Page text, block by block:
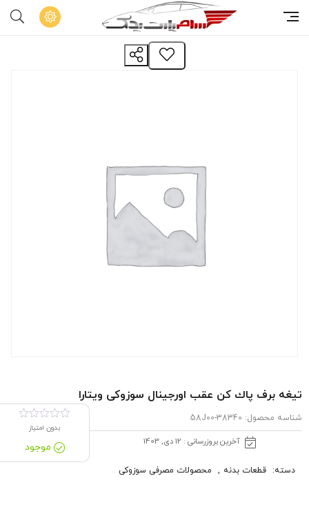
تیغه برف پاك كن عقب اورجینال سوزوکی ویتارا
شناسه محصول: 38340-58J00
آخرین بروزرسانی : 12 دی, 1403
بدون امتیاز
موجود
دسته: قطعات بدنه , محصولات مصرفی سوزوکی